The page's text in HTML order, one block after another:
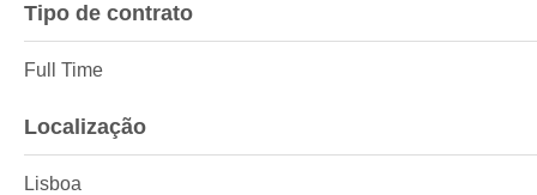
Tipo de contrato
Full Time
Localização
Lisboa